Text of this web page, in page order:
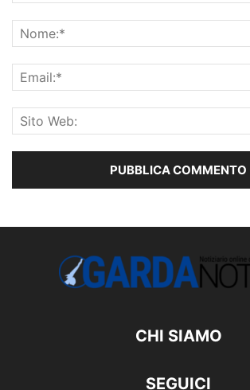
CHI SIAMO
SEGUICI